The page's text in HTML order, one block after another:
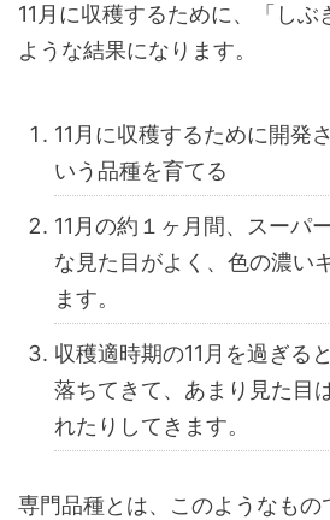
11月に収穫するために、「し
ような結果になります。
11月に収穫するために開発
いう品種を育てる
11月の約１ヶ月間、スーパ
な見た目がよく、色の濃い
ます。
収穫適時期の11月を過ぎる
落ちてきて、あまり見た目
れたりしてきます。
専門品種とは、このようなもの